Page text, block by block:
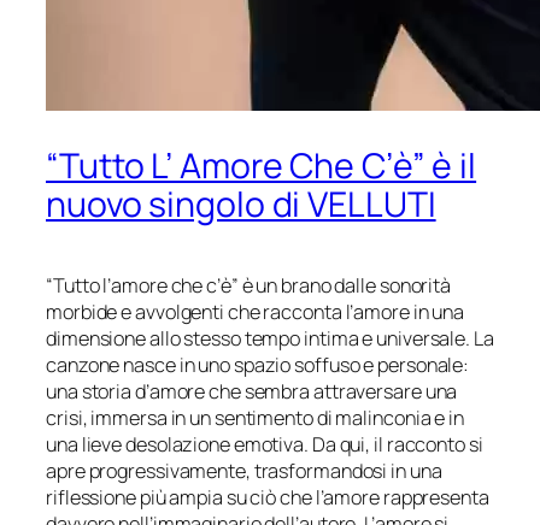
“Tutto L’ Amore Che C’è” è il
nuovo singolo di VELLUTI
“Tutto l’amore che c’è” è un brano dalle sonorità
morbide e avvolgenti che racconta l’amore in una
dimensione allo stesso tempo intima e universale. La
canzone nasce in uno spazio soffuso e personale:
una storia d’amore che sembra attraversare una
crisi, immersa in un sentimento di malinconia e in
una lieve desolazione emotiva. Da qui, il racconto si
apre progressivamente, trasformandosi in una
riflessione più ampia su ciò che l’amore rappresenta